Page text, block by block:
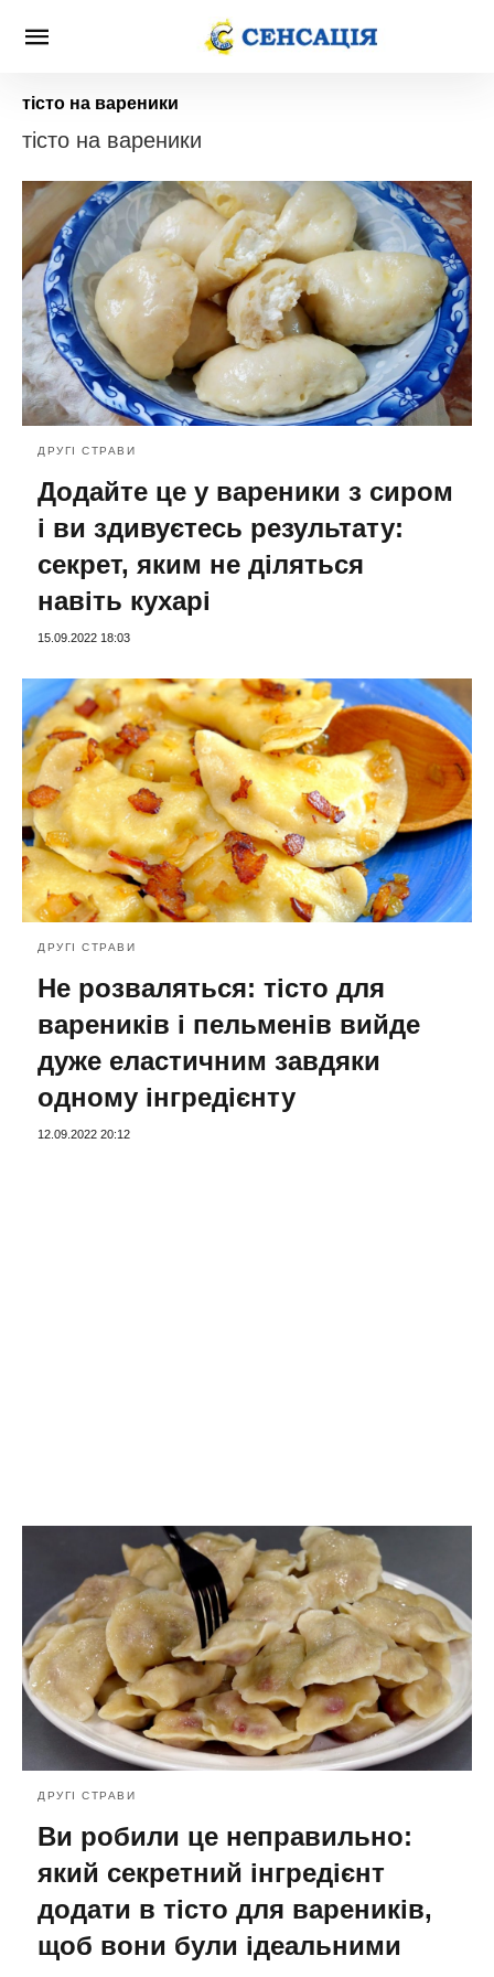
тісто на вареники
тісто на вареники
ДРУГІ СТРАВИ
Додайте це у вареники з сиром
і ви здивуєтесь результату:
секрет, яким не діляться
навіть кухарі
15.09.2022 18:03
ДРУГІ СТРАВИ
Не розваляться: тісто для
вареників і пельменів вийде
дуже еластичним завдяки
одному інгредієнту
12.09.2022 20:12
ДРУГІ СТРАВИ
Ви робили це неправильно:
який секретний інгредієнт
додати в тісто для вареників,
щоб вони були ідеальними